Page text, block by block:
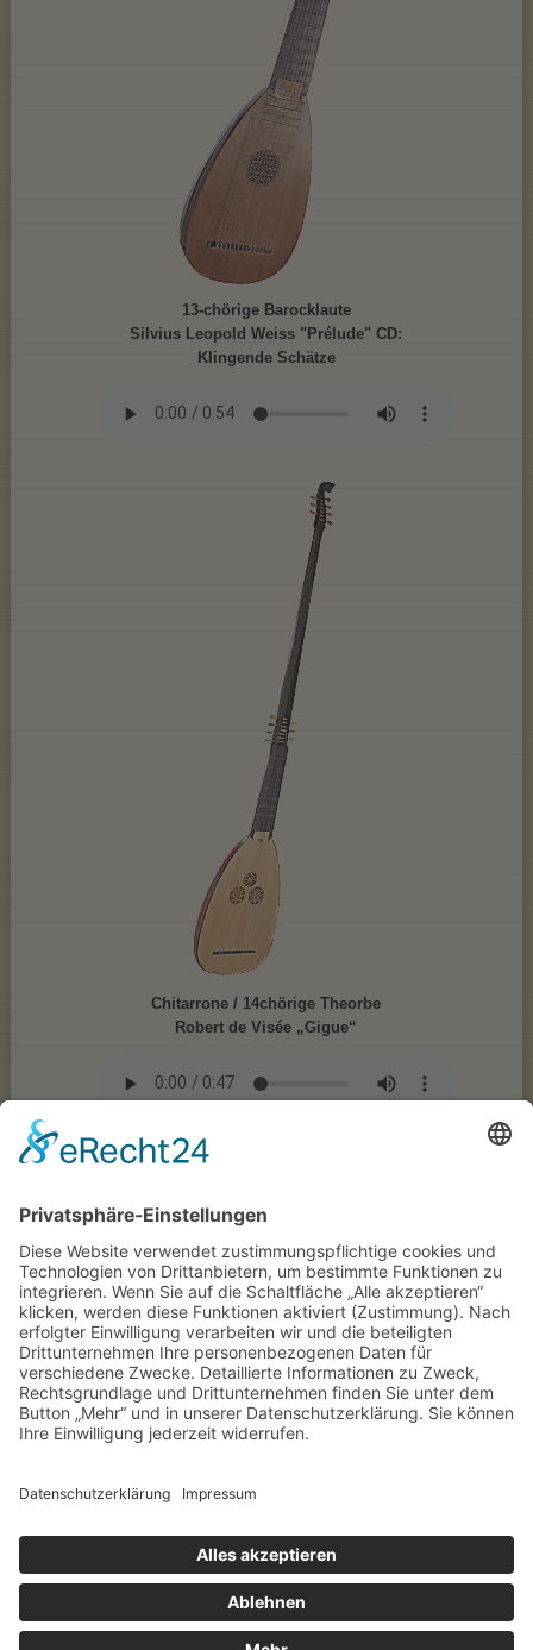
13-chörige Barocklaute
Silvius Leopold Weiss "Prélude" CD:
Klingende Schätze
Chitarrone / 14chörige Theorbe
Robert de Visée „Gigue“
Bogengitarre